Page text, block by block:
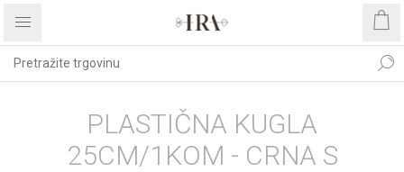
PLASTIČNA KUGLA
25CM/1KOM - CRNA S